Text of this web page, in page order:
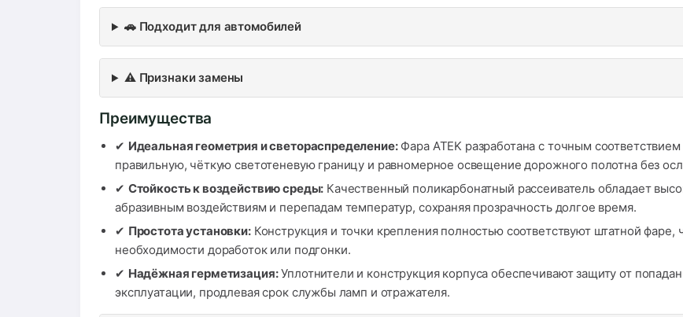
🚗 Подходит для автомобилей
⚠️ Признаки замены
Преимущества
✔ Идеальная геометрия и светораспределение:Фара ATEK разработана с точным
правильную, чёткую светотеневую границу и равномерное освещение дорожного полотна без
✔ Стойкость к воздействию среды: Качественный поликарбонатный рассеиватель обладает
абразивным воздействиям и перепадам температур, сохраняя прозрачность долгое время.
✔ Простота установки:Конструкция и точки крепления полностью соответствуют штатной фаре,
необходимости доработок или подгонки.
✔ Надёжная герметизация:Уплотнители и конструкция корпуса обеспечивают защиту от
эксплуатации, продлевая срок службы ламп и отражателя.